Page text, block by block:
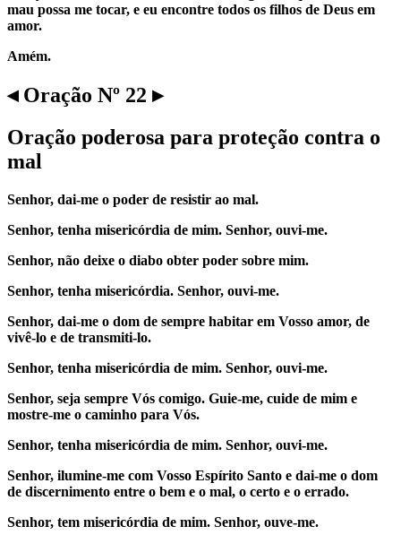
mau possa me tocar, e eu encontre todos os filhos de Deus em
amor.
Amém.
◂ Oração Nº 22 ▸
Oração poderosa para proteção contra o
mal
Senhor, dai-me o poder de resistir ao mal.
Senhor, tenha misericórdia de mim. Senhor, ouvi-me.
Senhor, não deixe o diabo obter poder sobre mim.
Senhor, tenha misericórdia. Senhor, ouvi-me.
Senhor, dai-me o dom de sempre habitar em Vosso amor, de
vivê-lo e de transmiti-lo.
Senhor, tenha misericórdia de mim. Senhor, ouvi-me.
Senhor, seja sempre Vós comigo. Guie-me, cuide de mim e
mostre-me o caminho para Vós.
Senhor, tenha misericórdia de mim. Senhor, ouvi-me.
Senhor, ilumine-me com Vosso Espírito Santo e dai-me o dom
de discernimento entre o bem e o mal, o certo e o errado.
Senhor, tem misericórdia de mim. Senhor, ouve-me.